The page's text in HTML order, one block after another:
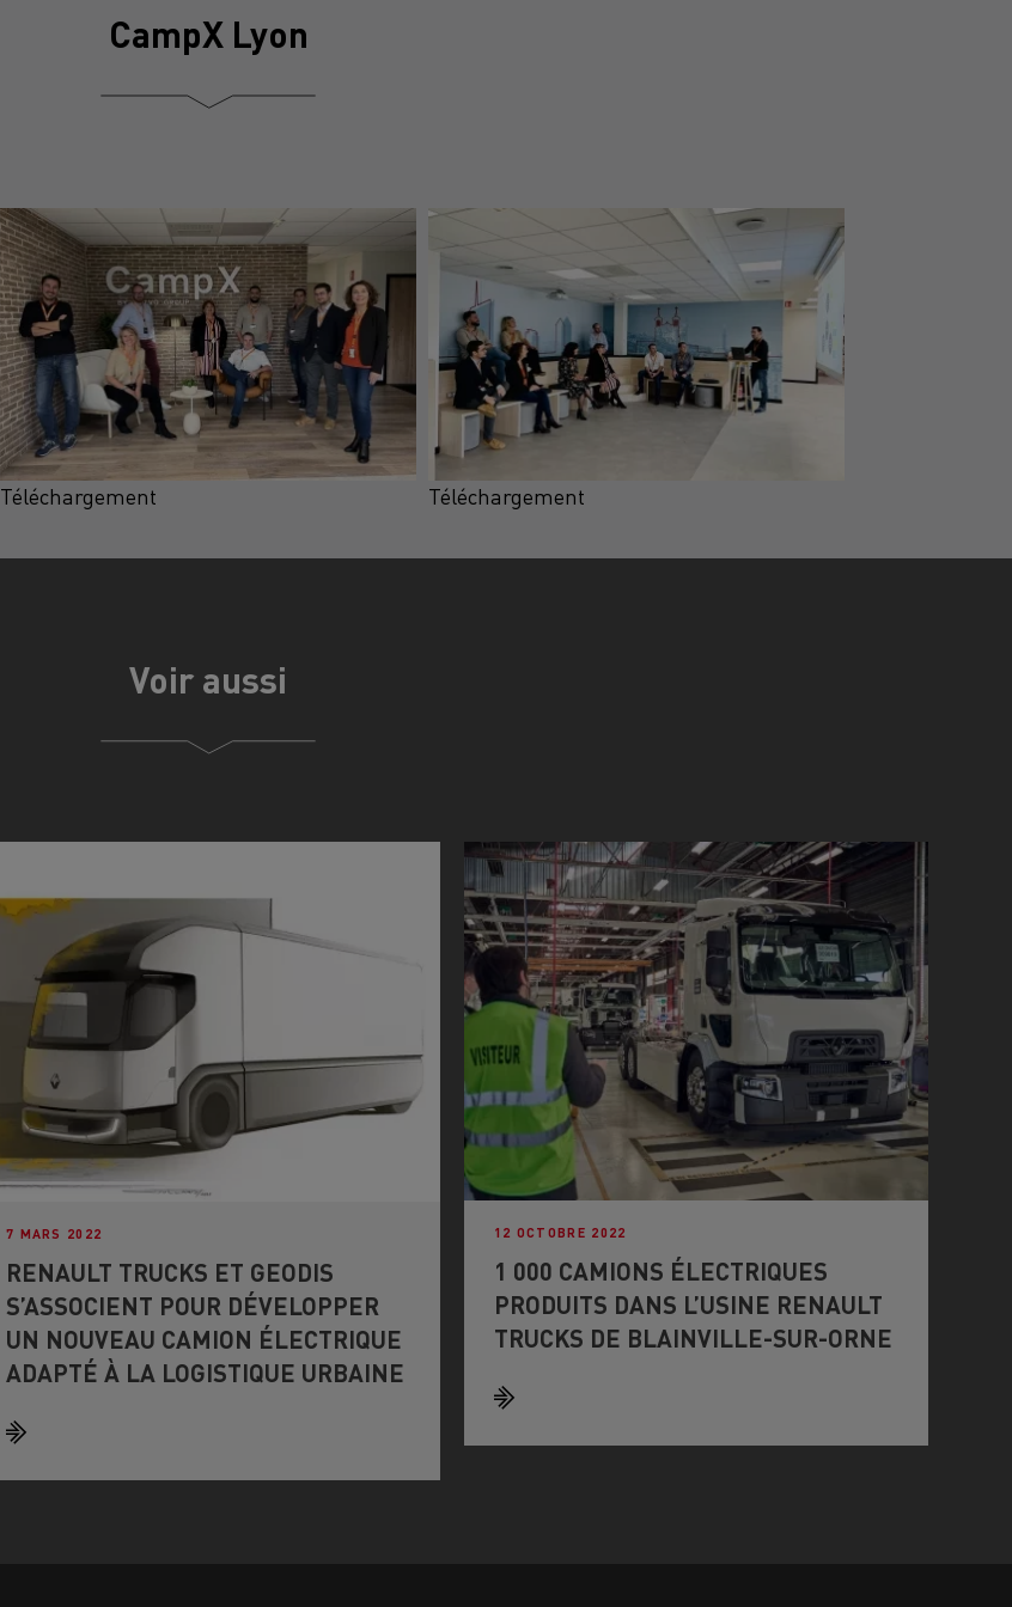
CampX Lyon
Téléchargement Téléchargement
Voir aussi
7 MARS 2022
RENAULT TRUCKS ET GEODIS
S’ASSOCIENT POUR DÉVELOPPER
UN NOUVEAU CAMION ÉLECTRIQUE
ADAPTÉ À LA LOGISTIQUE URBAINE
12 OCTOBRE 2022
1 000 CAMIONS ÉLECTRIQUES
PRODUITS DANS L’USINE RENAULT
TRUCKS DE BLAINVILLE-SUR-ORNE